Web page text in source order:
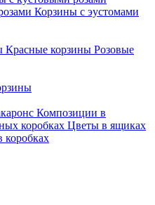
Корзины с эустомами
Красные корзины Розовые
Композиции в
коробках Цветы в ящиках
коробках